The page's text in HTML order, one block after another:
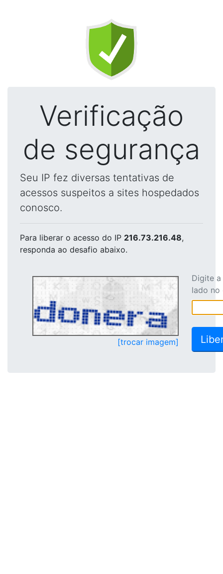
Verificação
de segurança
Seu IP fez diversas tentativas de
acessos suspeitos a sites hospedados
conosco.
Para liberar o acesso do IP 216.73.216.48,
responda ao desafio abaixo.
[trocar imagem]
Digite
lado no